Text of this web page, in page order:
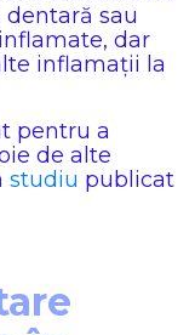
sau
dar
inflamații la
pentru a
de alte
studiu publicat